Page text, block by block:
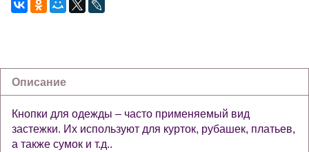
Описание
Кнопки для одежды – часто применяемый вид
застежки. Их используют для курток, рубашек, платьев,
а также сумок и т.д..